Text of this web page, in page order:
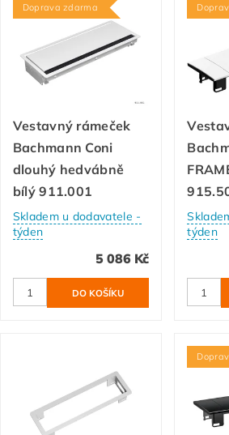
Doprava zdarma
Vestavný rámeček
Bachmann Coni
dlouhý hedvábně
bílý 911.001
Skladem u dodavatele -
týden
5 086 Kč
týden